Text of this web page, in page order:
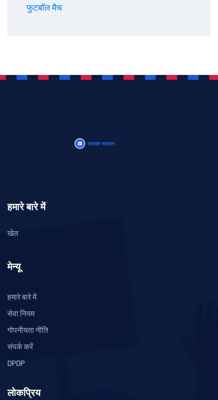
फुटबॉल मैच
हमारे बारे में
खेल
मेन्यू
हमारे बारे में
सेवा नियम
गोपनीयता नीति
संपर्क करें
DPDP
लोकप्रिय